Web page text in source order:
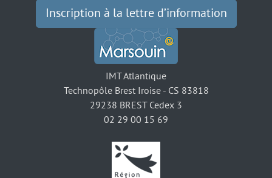
Inscription à la lettre d’information
IMT Atlantique
Technopôle Brest Iroise - CS 83818
29238 BREST Cedex 3
02 29 00 15 69